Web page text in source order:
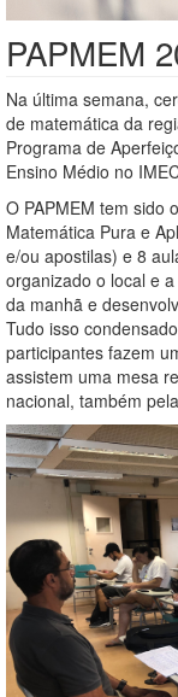
PAPMEM
Na última semana,
de matemática da
Programa de
Ensino Médio no
O PAPMEM tem sido
Matemática Pura e
e/ou apostilas) e 8
organizado o local e
da manhã e
Tudo isso
participantes fazem
assistem uma mesa
nacional, também